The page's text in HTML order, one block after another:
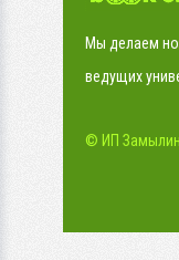
Мы делаем
ведущих
© ИП